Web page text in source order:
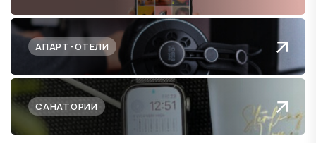
АПАРТ-ОТЕЛИ
САНАТОРИИ